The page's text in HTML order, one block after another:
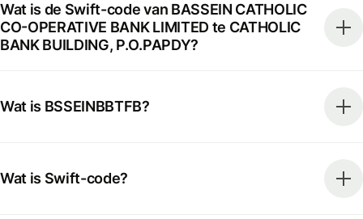
Wat is de Swift-code van BASSEIN CATHOLIC
CO-OPERATIVE BANK LIMITED te CATHOLIC
BANK BUILDING, P.O.PAPDY?
Wat is BSSEINBBTFB?
Wat is Swift-code?